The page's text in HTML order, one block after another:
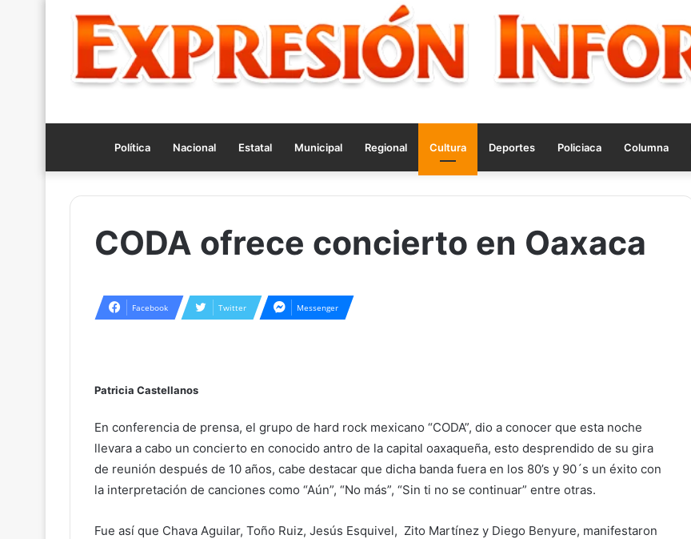
Política Nacional Estatal Municipal Regional Cultura Deportes Policiaca Columna
CODA ofrece concierto en Oaxaca
Facebook Twitter Messenger
Patricia Castellanos
En conferencia de prensa, el grupo de hard rock mexicano “CODA”, dio a conocer que esta noche
llevara a cabo un concierto en conocido antro de la capital oaxaqueña, esto desprendido de su gira
de reunión después de 10 años, cabe destacar que dicha banda fuera en los 80’s y 90´s un éxito con
la interpretación de canciones como “Aún”, “No más”, “Sin ti no se continuar” entre otras.
Fue así que Chava Aguilar, Toño Ruiz, Jesús Esquivel, Zito Martínez y Diego Benyure, manifestaron